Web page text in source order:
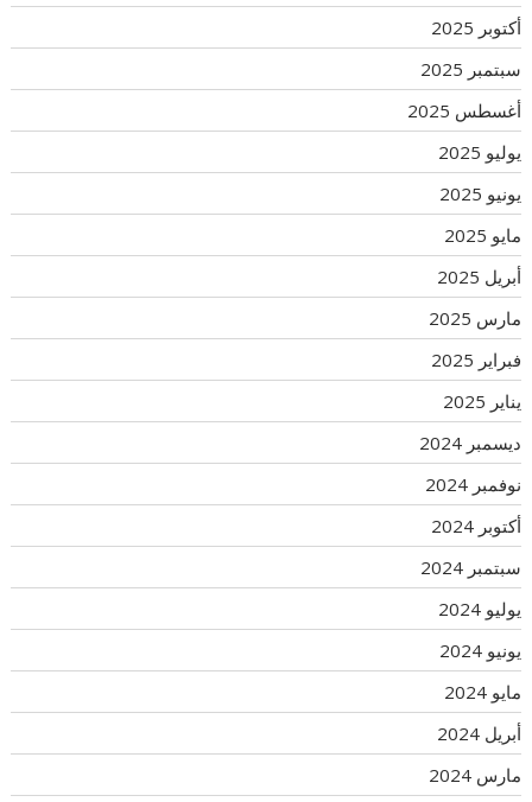
أكتوبر 2025
سبتمبر 2025
أغسطس 2025
يوليو 2025
يونيو 2025
مايو 2025
أبريل 2025
مارس 2025
فبراير 2025
يناير 2025
ديسمبر 2024
نوفمبر 2024
أكتوبر 2024
سبتمبر 2024
يوليو 2024
يونيو 2024
مايو 2024
أبريل 2024
مارس 2024